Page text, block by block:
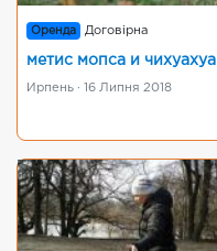
Оренда Договірна
метис мопса и чихуахуа
Ирпень · 16 Липня 2018